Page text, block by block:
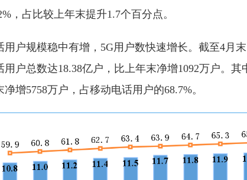
，占比较上年末提升1.7个百分点。
用户规模稳中有增，5G用户数快速增长。截至4月
用户总数达18.38亿户，比上年末净增1092万户。其
净增5758万户，占移动电话用户的68.7%。